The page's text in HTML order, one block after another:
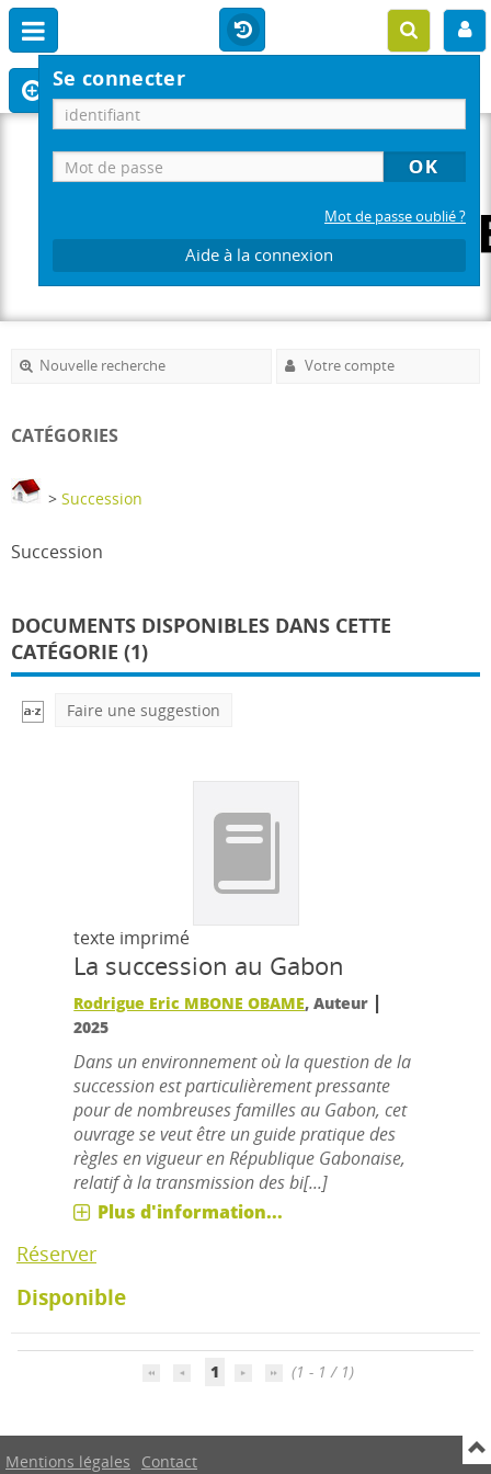
Se connecter
Mot de passe oublié ?
Aide à la connexion
Nouvelle recherche Votre compte
CATÉGORIES
> Succession
Succession
DOCUMENTS DISPONIBLES DANS CETTE
CATÉGORIE (1)
Faire une suggestion
texte imprimé
La succession au Gabon
Rodrigue Eric MBONE OBAME, Auteur |
2025
Dans un environnement où la question de la
succession est particulièrement pressante
pour de nombreuses familles au Gabon, cet
ouvrage se veut être un guide pratique des
règles en vigueur en République Gabonaise,
relatif à la transmission des bi[...]
Plus d'information...
Réserver
Disponible
1 (1 - 1 / 1)
Mentions légales Contact